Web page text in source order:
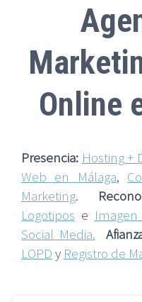
Online
Presencia: Hosting +
Web en Málaga,
Marketing.
Logotipos e Imagen
Social Media.
LOPD y Registro de